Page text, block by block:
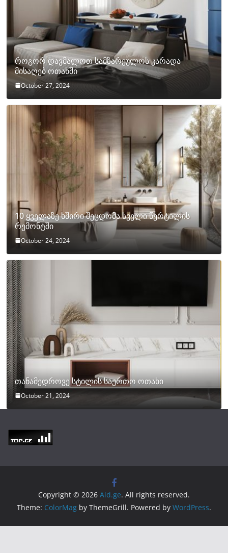
როგორ დავმალოთ სამზარეულოს კარადა
მისაღებ ოთახში
October 27, 2024
10 ყველაზე ხშირი შეცდომა სველი წერტილის
რემონტში
October 24, 2024
თანამედროვე სტილის საერთო ოთახი
October 21, 2024
Copyright © 2026 Aid.ge. All rights reserved.
Theme: ColorMag by ThemeGrill. Powered by WordPress.